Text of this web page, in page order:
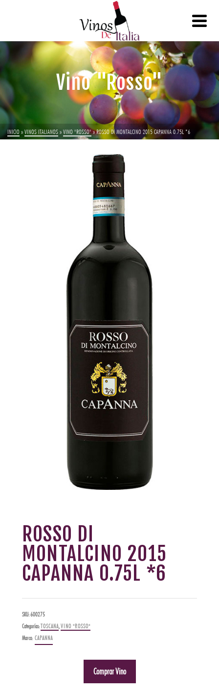
Vino "Rosso"
INICIO »VINOS ITALIANOS»VINO "ROSSO"»ROSSO DI MONTALCINO 2015 CAPANNA 0.75L *6
ROSSO DI
MONTALCINO 2015
CAPANNA 0.75L *6
SKU:600275
Categorías:TOSCANA,VINO "ROSSO"
Marca: CAPANNA
Comprar Vino